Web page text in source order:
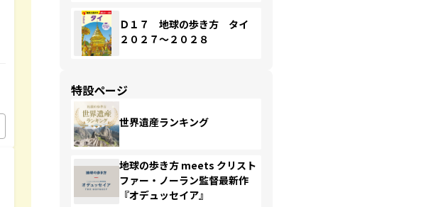
Ｄ１７ 地球の歩き方 タイ
２０２７～２０２８
特設ページ
世界遺産ランキング
地球の歩き方 meets クリスト
ファー・ノーラン監督最新作
『オデュッセイア』